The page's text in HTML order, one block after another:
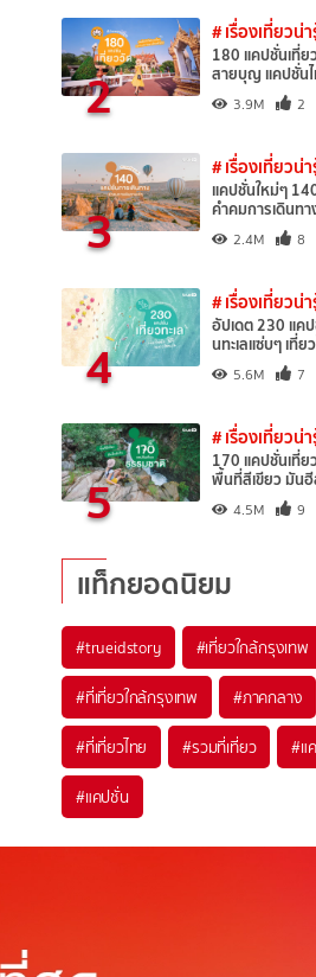
2
# เรื่องเที่ยวน่
180 แคปชั่นเที่ย
สายบุญ แคปชั่น
3.9M 2
3
# เรื่องเที่ยวน่
แคปชั่นใหม่ๆ
คำคมการเดินท
2.4M 8
4
# เรื่องเที่ยวน่
อัปเดต 230 แคป
นทะเลแซ่บๆ เที่ย
5.6M 7
5
# เรื่องเที่ยวน่
170 แคปชั่นเที่ย
พื้นที่สีเขียว มันฮี
4.5M 9
แท็กยอดนิยม
#trueidstory #เที่ยวใกล้กรุงเทพ
#ที่เที่ยวใกล้กรุงเทพ #ภาคกลาง
#ที่เที่ยวไทย #รวมที่เที่ยว #แ
#แคปชั่น